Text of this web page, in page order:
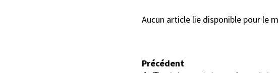
Aucun article lie disponible pour le
Précédent